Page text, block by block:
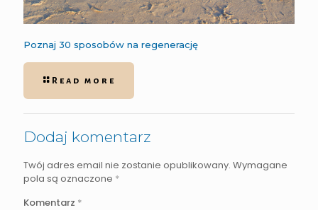
Poznaj 30 sposobów na regenerację
Read more
Dodaj komentarz
Twój adres email nie zostanie opublikowany. Wymagane
pola są oznaczone *
Komentarz *